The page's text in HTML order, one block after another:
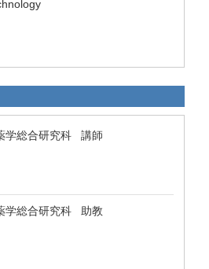
学総合研究科 講師
学総合研究科 助教